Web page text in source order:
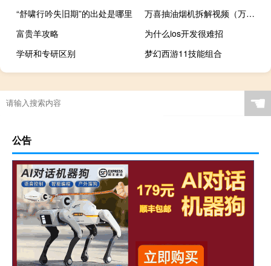
“舒啸行吟失旧期”的出处是哪里
万喜抽油烟机拆解视频（万喜抽油烟机怎么样）
富贵羊攻略
为什么ios开发很难招
学研和专研区别
梦幻西游11技能组合
☚
公告